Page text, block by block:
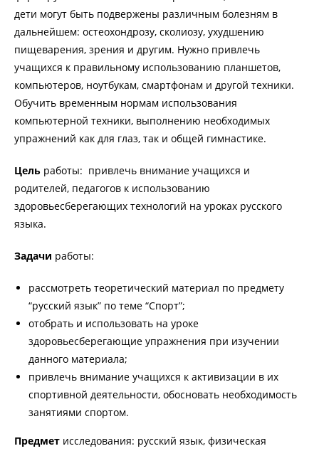
дети могут быть подвержены различным болезням в
дальнейшем: остеохондрозу, сколиозу, ухудшению
пищеварения, зрения и другим. Нужно привлечь
учащихся к правильному использованию планшетов,
компьютеров, ноутбукам, смартфонам и другой техники.
Обучить временным нормам использования
компьютерной техники, выполнению необходимых
упражнений как для глаз, так и общей гимнастике.
Цель работы: привлечь внимание учащихся и
родителей, педагогов к использованию
здоровьесберегающих технологий на уроках русского
языка.
Задачи работы:
рассмотреть теоретический материал по предмету
“русский язык” по теме “Спорт”;
отобрать и использовать на уроке
здоровьесберегающие упражнения при изучении
данного материала;
привлечь внимание учащихся к активизации в их
спортивной деятельности, обосновать необходимость
занятиями спортом.
Предмет исследования: русский язык, физическая